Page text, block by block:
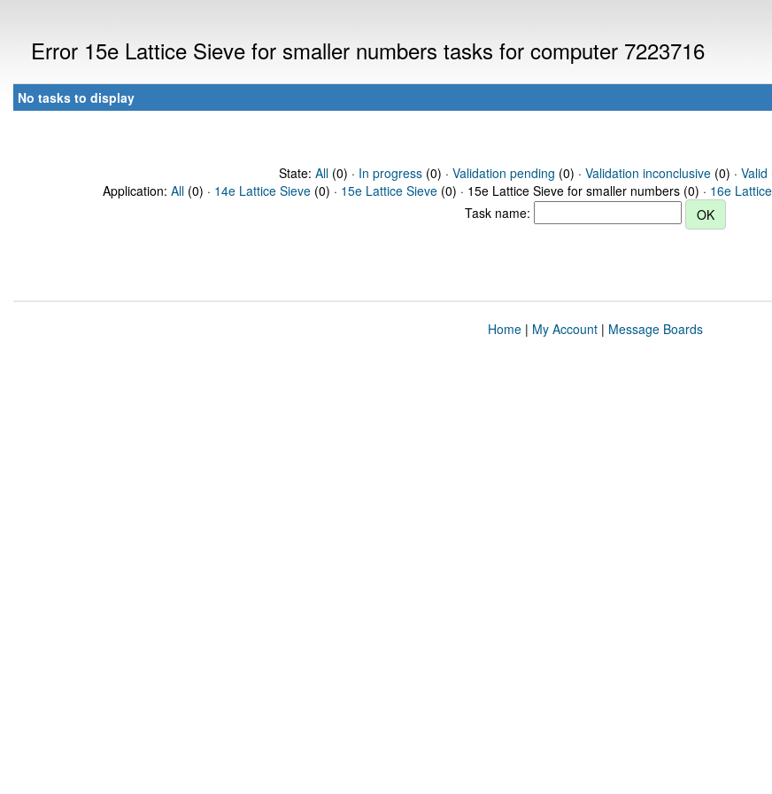
Error 15e Lattice Sieve for smaller numbers tasks for computer 7223716
No tasks to display
State: All(0) · In progress(0) · Validation pending (0) · Validation inconclusive(0) · Valid
Application: All (0) · 14e Lattice Sieve (0) · 15e Lattice Sieve (0) · 15e Lattice Sieve for smaller numbers (0) · 16e
Task name:
Home| My Account| Message Boards